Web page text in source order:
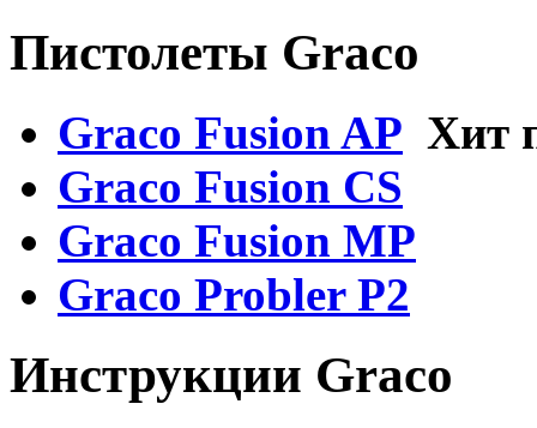
Пистолеты Graco
Graco Fusion AP Хит
Graco Fusion CS
Graco Fusion MP
Graco Probler P2
Инструкции Graco